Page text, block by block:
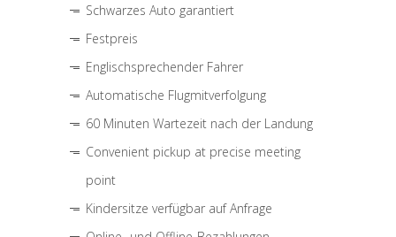
Schwarzes Auto garantiert
Festpreis
Englischsprechender Fahrer
Automatische Flugmitverfolgung
60 Minuten Wartezeit nach der Landung
Convenient pickup at precise meeting
point
Kindersitze verfügbar auf Anfrage